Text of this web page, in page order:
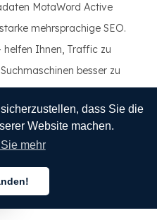
dass Sie die
Website machen.
mehr
MotaWord Active
mehrsprachige SEO.
helfen Ihnen, Traffic zu
besser zu
weltweite Sichtbarkeit in
ist, ist dies die
Suchmaschinen
genauso sehr wie